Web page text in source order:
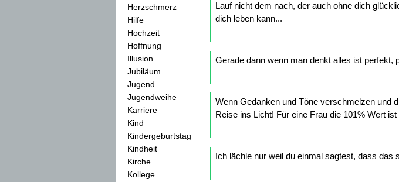
Herzschmerz
Hilfe
Hochzeit
Hoffnung
Illusion
Jubiläum
Jugend
Jugendweihe
Karriere
Kind
Kindergeburtstag
Kindheit
Kirche
Kollege
Lauf nicht dem nach, der auch ohne dich
dich leben kann...
Gerade dann wenn man denkt alles ist
Wenn Gedanken und Töne verschmelzen und
Reise ins Licht! Für eine Frau die 101% Wert
Ich lächle nur weil du einmal sagtest, dass das